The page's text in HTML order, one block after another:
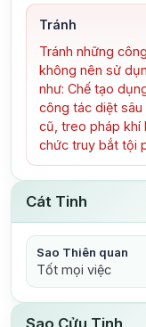
Tránh
Tránh những
không nên sử
như: Chế tạo
công tác diệt
cũ, treo pháp khí
chức truy bắt tội
Cát Tinh
Sao Thiên quan
Tốt mọi việc
Sao Cửu Tinh